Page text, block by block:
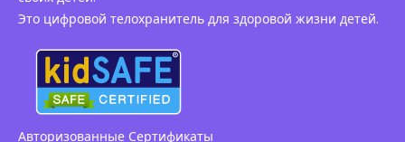
Это цифровой телохранитель для здоровой жизни детей.
Авторизованные Сертификаты